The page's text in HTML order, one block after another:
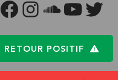
FACEBOOKINSTAGRAM
SOUNDCLOUD
YOUTUBETWITTER
RETOUR POSITIF